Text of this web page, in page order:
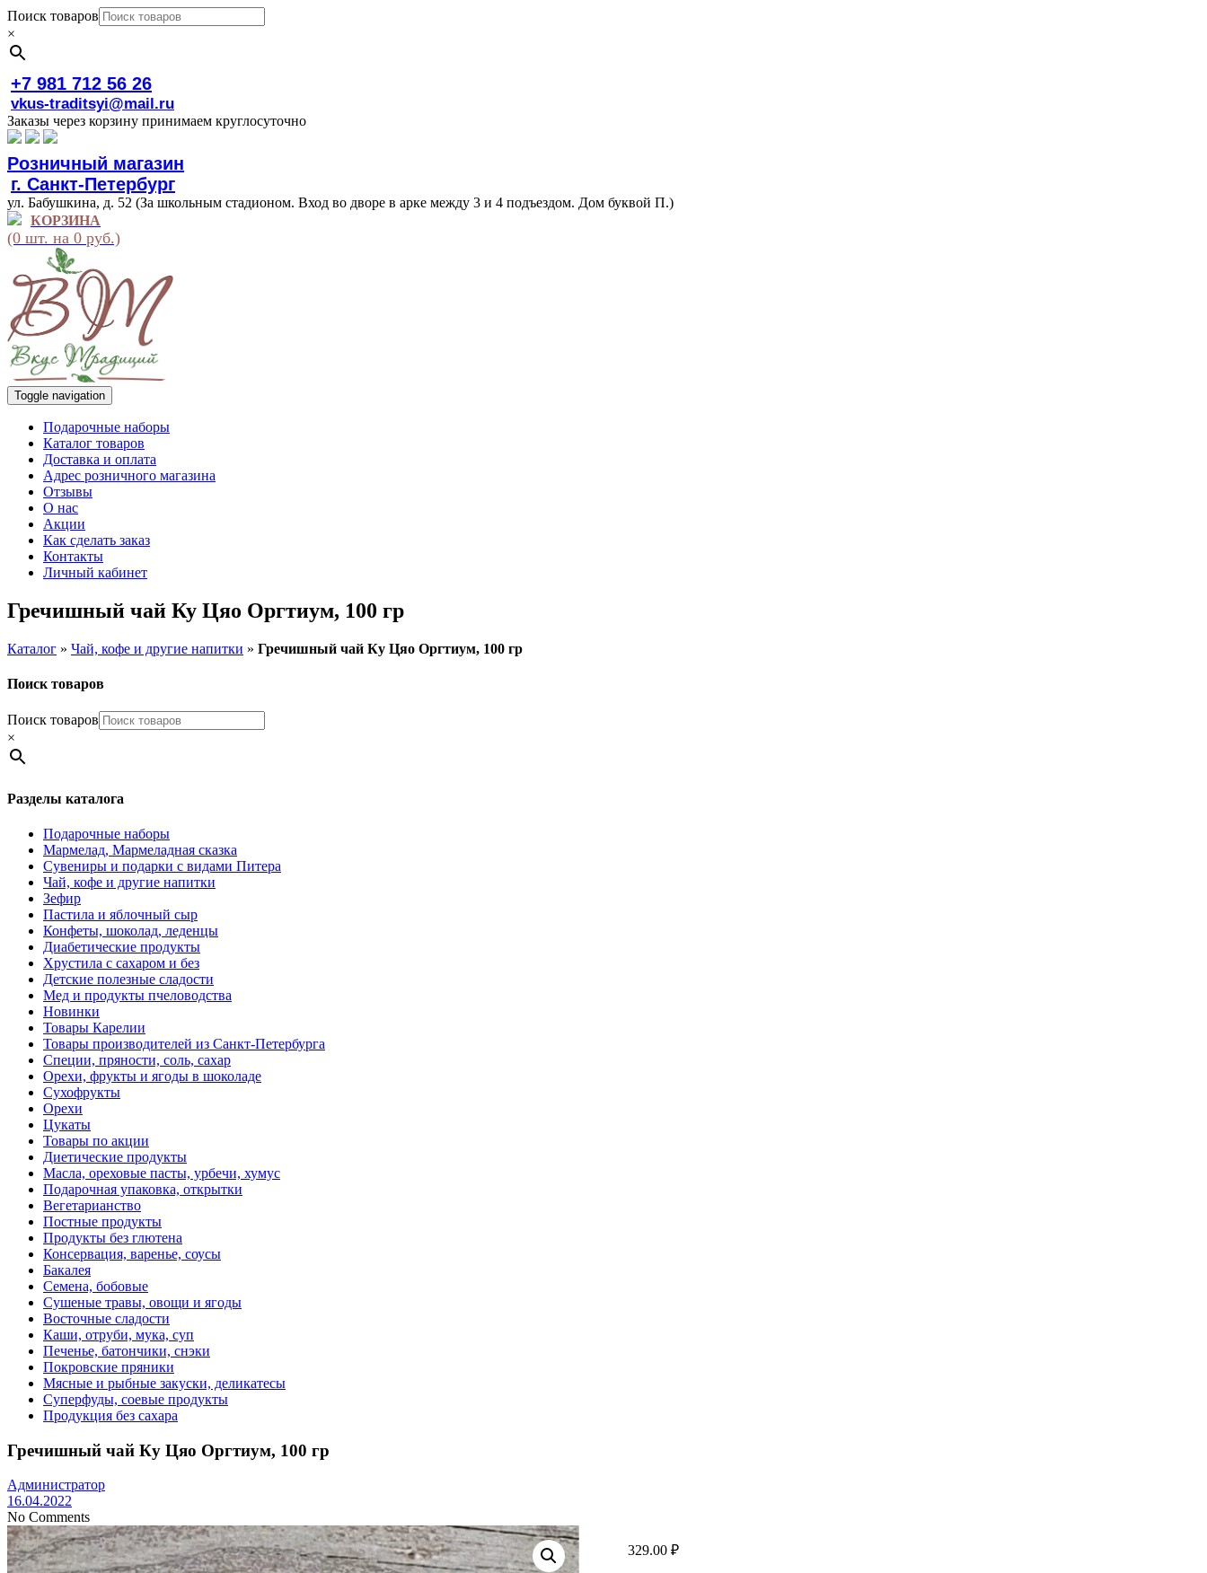
Поиск товаров
×
+7 981 712 56 26
vkus-traditsyi@mail.ru
Заказы через корзину принимаем круглосуточно
Розничный магазин
г. Санкт-Петербург
ул. Бабушкина, д. 52 (За школьным стадионом. Вход во дворе в арке между 3 и 4 подъездом. Дом буквой П.)
КОРЗИНА
(0 шт. на 0 руб.)
Toggle navigation
Подарочные наборы
Каталог товаров
Доставка и оплата
Адрес розничного магазина
Отзывы
О нас
Акции
Как сделать заказ
Контакты
Личный кабинет
Гречишный чай Ку Цяо Оргтиум, 100 гр
Каталог » Чай, кофе и другие напитки » Гречишный чай Ку Цяо Оргтиум, 100 гр
Поиск товаров
Поиск товаров
×
Разделы каталога
Подарочные наборы
Мармелад, Мармеладная сказка
Сувениры и подарки с видами Питера
Чай, кофе и другие напитки
Зефир
Пастила и яблочный сыр
Конфеты, шоколад, леденцы
Диабетические продукты
Хрустила с сахаром и без
Детские полезные сладости
Мед и продукты пчеловодства
Новинки
Товары Карелии
Товары производителей из Санкт-Петербурга
Специи, пряности, соль, сахар
Орехи, фрукты и ягоды в шоколаде
Сухофрукты
Орехи
Цукаты
Товары по акции
Диетические продукты
Масла, ореховые пасты, урбечи, хумус
Подарочная упаковка, открытки
Вегетарианство
Постные продукты
Продукты без глютена
Консервация, варенье, соусы
Бакалея
Семена, бобовые
Сушеные травы, овощи и ягоды
Восточные сладости
Каши, отруби, мука, суп
Печенье, батончики, снэки
Покровские пряники
Мясные и рыбные закуски, деликатесы
Суперфуды, соевые продукты
Продукция без сахара
Гречишный чай Ку Цяо Оргтиум, 100 гр
Администратор
16.04.2022
No Comments
329.00 ₽